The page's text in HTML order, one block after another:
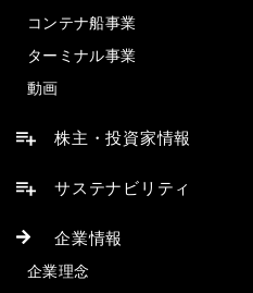
コンテナ船事業
ターミナル事業
動画
株主・投資家情報
サステナビリティ
企業情報
企業理念